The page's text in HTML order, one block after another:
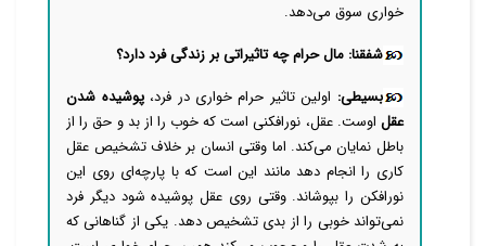
خواری سوق می‌دهد.
شفقنا: مال حرام چه تاثیراتی بر زندگی فرد دارد؟
بسیطی: اولین تاثیر حرام خواری در فرد،پوشیده شدن
عقل اوست. عقل، نورافکنی است که خوب را از بد و حق را از
باطل نمایان می‌کند. اما وقتی انسان بر خلاف تشخیص عقل
کاری را انجام دهد مانند این است که با پارچه‌ای روی این
نورافکن را بپوشاند. وقتی روی عقل پوشیده شود دیگر فرد
نمی‌تواند خوبی را از بدی تشخیص دهد. یکی از گناهانی که